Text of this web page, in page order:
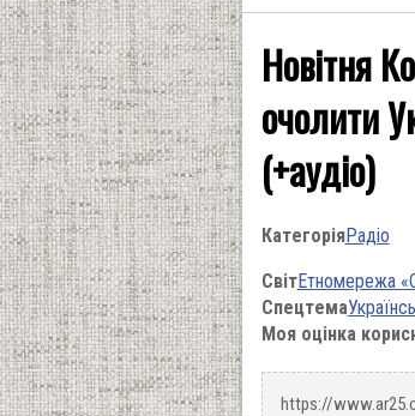
Новітня
очолити
(+аудіо)
КатегоріяРадіо
СвітЕтномережа
Спецтема
Моя оцінка
https://